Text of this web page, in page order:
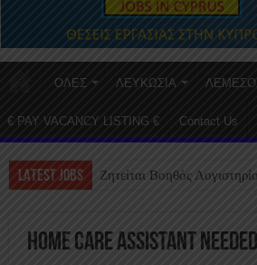
ΟΛΕΣ ΛΕΥΚΩΣΙΑ
€ PAY VACANCY LISTING € Contact Us
LATEST JOBS Ζητείται Βοηθός
Home Care Assistant